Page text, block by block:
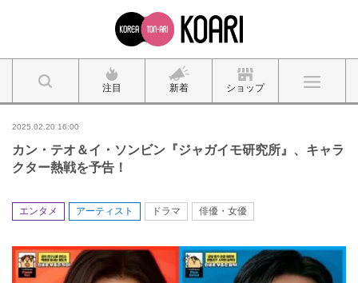
注目 新着 ショップ
2025.02.20 16:00
カン・テオ＆イ・ソンビン『ジャガイモ研究所』、キャラ
クター熱戦を予告！
エンタメ アーティスト ドラマ 俳優・女優